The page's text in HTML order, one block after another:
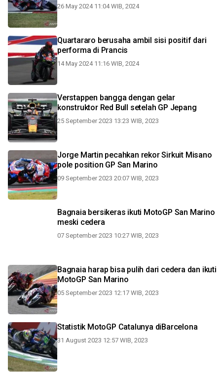
26 May 2024 11:04 WIB, 2024
Quartararo berusaha ambil sisi positif dari
performa di Prancis
14 May 2024 11:16 WIB, 2024
Verstappen bangga dengan gelar
konstruktor Red Bull setelah GP Jepang
25 September 2023 13:23 WIB, 2023
Jorge Martin pecahkan rekor Sirkuit Misano
pole position GP San Marino
09 September 2023 20:07 WIB, 2023
Bagnaia bersikeras ikuti MotoGP San Marino
meski cedera
07 September 2023 10:27 WIB, 2023
Bagnaia harap bisa pulih dari cedera dan ikuti
MotoGP San Marino
05 September 2023 12:17 WIB, 2023
Statistik MotoGP Catalunya diBarcelona
31 August 2023 12:57 WIB, 2023